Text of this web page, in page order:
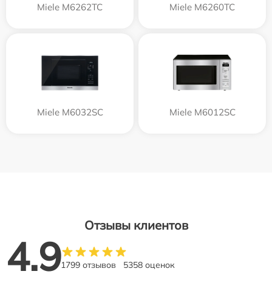
Miele M6262TC Miele M6260TC
Miele M6032SC Miele M6012SC
Отзывы клиентов
4.91799 отзывов 5358 оценок